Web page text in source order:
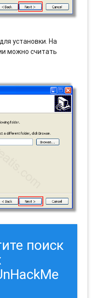
установки. На
можно считать
поиск